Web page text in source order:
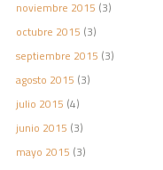
noviembre 2015 (3)
octubre 2015 (3)
septiembre 2015 (3)
agosto 2015 (3)
julio 2015 (4)
junio 2015 (3)
mayo 2015 (3)